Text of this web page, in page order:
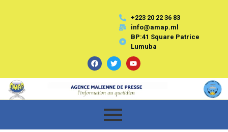
+223 20 22 36 83
info@amap.ml
BP:41 Square Patrice
Lumuba